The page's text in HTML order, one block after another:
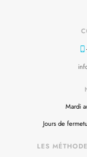
Mardi
Jours de
LES